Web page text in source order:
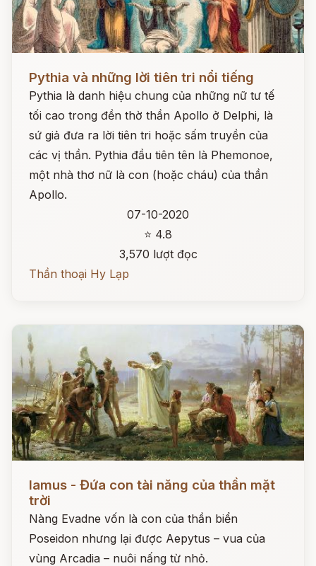
Pythia và những lời tiên tri nổi tiếng
Pythia là danh hiệu chung của những nữ tư tế
tối cao trong đền thờ thần Apollo ở Delphi, là
sứ giả đưa ra lời tiên tri hoặc sấm truyền của
các vị thần. Pythia đầu tiên tên là Phemonoe,
một nhà thơ nữ là con (hoặc cháu) của thần
Apollo.
07-10-2020
⭐ 4.8
3,570 lượt đọc
Thần thoại Hy Lạp
Iamus - Đứa con tài năng của thần mặt
trời
Nàng Evadne vốn là con của thần biển
Poseidon nhưng lại được Aepytus – vua của
vùng Arcadia – nuôi nấng từ nhỏ.